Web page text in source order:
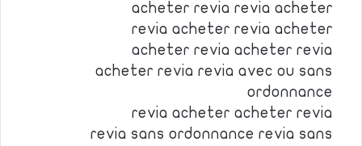
acheter revia revia acheter
revia acheter revia acheter
acheter revia acheter revia
acheter revia revia avec ou sans
ordonnance
revia acheter acheter revia
revia sans ordonnance revia sans